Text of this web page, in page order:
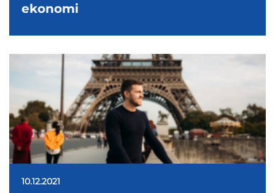
ekonomi
10.12.2021